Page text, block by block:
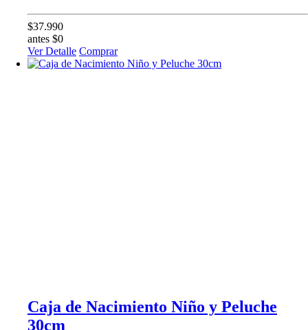
$37.990
antes $0
Ver Detalle Comprar
Caja de Nacimiento Niño y Peluche
30cm